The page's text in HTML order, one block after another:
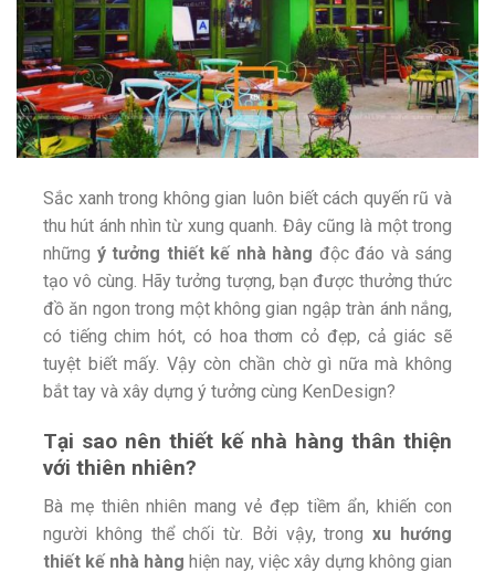
Sắc xanh trong không gian luôn biết cách quyến rũ và
thu hút ánh nhìn từ xung quanh. Đây cũng là một trong
những ý tưởng thiết kế nhà hàng độc đáo và sáng
tạo vô cùng. Hãy tưởng tượng, bạn được thưởng thức
đồ ăn ngon trong một không gian ngập tràn ánh nắng,
có tiếng chim hót, có hoa thơm cỏ đẹp, cả giác sẽ
tuyệt biết mấy. Vậy còn chần chờ gì nữa mà không
bắt tay và xây dựng ý tưởng cùng KenDesign?
Tại sao nên thiết kế nhà hàng thân thiện
với thiên nhiên?
Bà mẹ thiên nhiên mang vẻ đẹp tiềm ẩn, khiến con
người không thể chối từ. Bởi vậy, trongxu hướng
thiết kế nhà hàng hiện nay, việc xây dựng không gian